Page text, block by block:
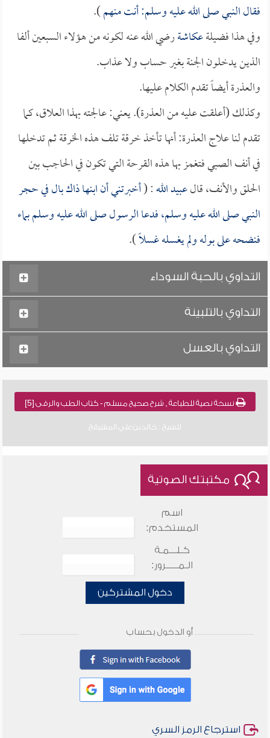
فقال النبي صلى الله عليه وسلم: أنت منهم).
وفي هذا فضيلةعكاشةرضي الله عنه لكونه من هؤلاء السبعين ألفا
الذين يدخلون الجنة بغير حساب ولا عذاب.
والعذرة أيضاً تقدم الكلام عليها.
وكذلك (أعلقت عليه من العذرة). يعني: عالجته بهذا العلاق، كما
تقدم لنا علاج العذرة: أنها تأخذ خرقة تلف هذه الخرقة ثم تدخلها
في أنف الصبي فتغمز بها هذه القرحة التي تكون في الحاجب بين
الحلق والأنف، قالعبيد الله: (أخبرتني أن ابنها ذاك بال في حجر
النبي صلى الله عليه وسلم، فدعا الرسول صلى الله عليه وسلم بماء
فنضحه على بوله ولم يغسله غسلاً).
التداوي بالحبة السوداء
التداوي بالتلبينة
التداوي بالعسل
للشيخ : خالد بن علي المشيقح
مكتبتك الصوتية
اسم
المستخدم:
كـلـــمـة
الـمـــــرور:
دخول المشتركين
أو الدخول بحساب
استرجاع الرمز السري